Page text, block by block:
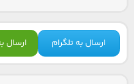
ارسال به تلگرام ارسال